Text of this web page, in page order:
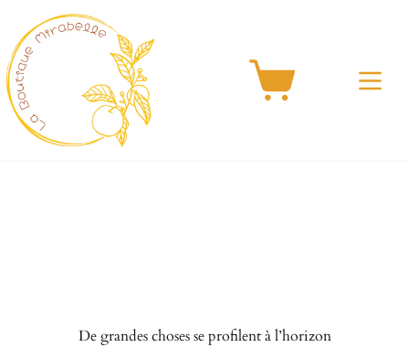
contenu
Panier
d’achat
De grandes choses se profilent à l’horizon